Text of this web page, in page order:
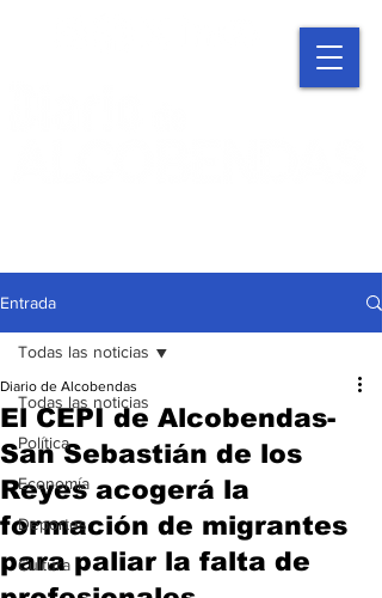
Entrada
Todas las noticias
Política
Economía
Deportes
Cultura
Todas las noticias
El CEPI de Alcobendas-
San Sebastián de los
Reyes acogerá la
formación de migrantes
para paliar la falta de
Diario de Alcobendas